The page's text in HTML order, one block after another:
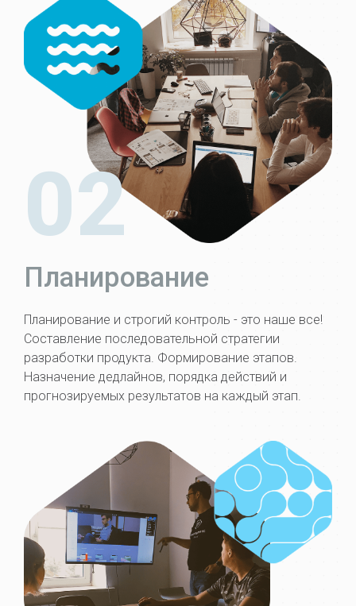
Планирование
Планирование и строгий контроль - это наше все!
Составление последовательной стратегии
разработки продукта. Формирование этапов.
Назначение дедлайнов, порядка действий и
прогнозируемых результатов на каждый этап.
02